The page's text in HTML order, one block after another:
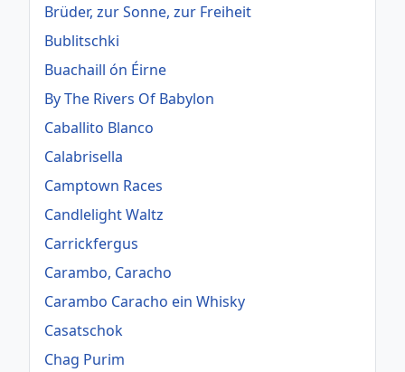
Brüder, zur Sonne, zur Freiheit
Bublitschki
Buachaill ón Éirne
By The Rivers Of Babylon
Caballito Blanco
Calabrisella
Camptown Races
Candlelight Waltz
Carrickfergus
Carambo, Caracho
Carambo Caracho ein Whisky
Casatschok
Chag Purim